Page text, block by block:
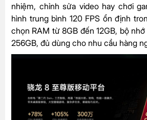
nhiệm, chỉnh sửa video hay chơi
hình trung bình 120 FPS ổn định
chọn RAM từ 8GB đến 12GB, bộ
256GB, đủ dùng cho nhu cầu hàng